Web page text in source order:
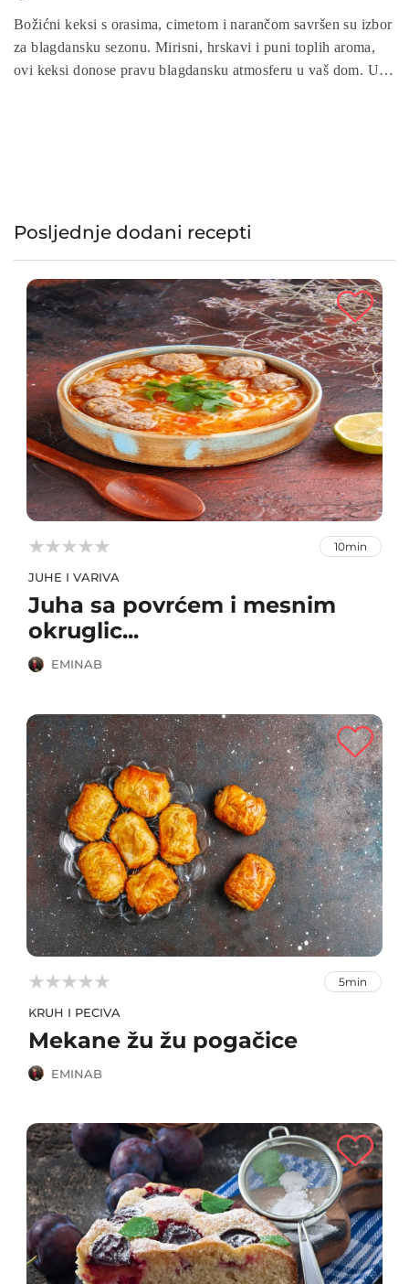
Božićni keksi s orasima, cimetom i narančom savršen su izbor
za blagdansku sezonu. Mirisni, hrskavi i puni toplih aroma,
ovi keksi donose pravu blagdansku atmosferu u vaš dom. Uz
Posljednje dodani recepti


 10min
JUHE I VARIVA
Juha sa povrćem i mesnim
okruglic...
EMINAB


 5min
KRUH I PECIVA
Mekane žu žu pogačice
EMINAB